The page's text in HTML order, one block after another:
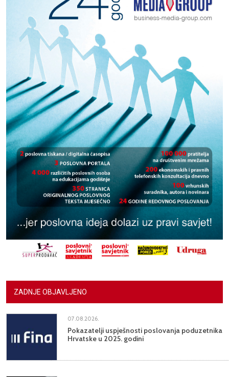
ZADNJE OBJAVLJENO
07.08.2026.
Pokazatelji uspješnosti poslovanja poduzetnika
Hrvatske u 2025. godini